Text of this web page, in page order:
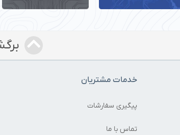
خدمات مشتریان
پیگیری سفارشات
تماس با ما